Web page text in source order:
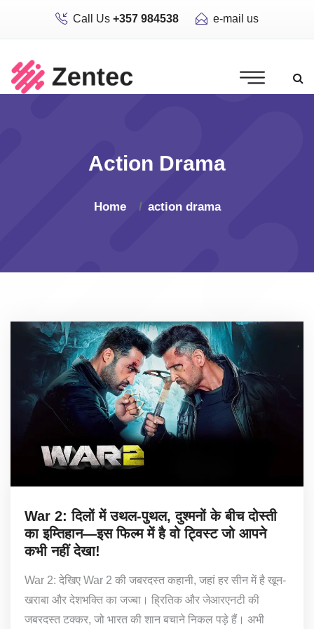
Call Us +357 984538 e-mail us
Action Drama
Home action drama
War 2: दिलों में उथल-पुथल, दुश्मनों के बीच दोस्ती
का इम्तिहान—इस फिल्म में है वो ट्विस्ट जो आपने
कभी नहीं देखा!
War 2: देखिए War 2 की जबरदस्त कहानी, जहां हर सीन में है खून-
खराबा और देशभक्ति का जज्बा। ह्रितिक और जेआरएनटी की
जबरदस्त टक्कर, जो भारत की शान बचाने निकल पड़े हैं। अभी